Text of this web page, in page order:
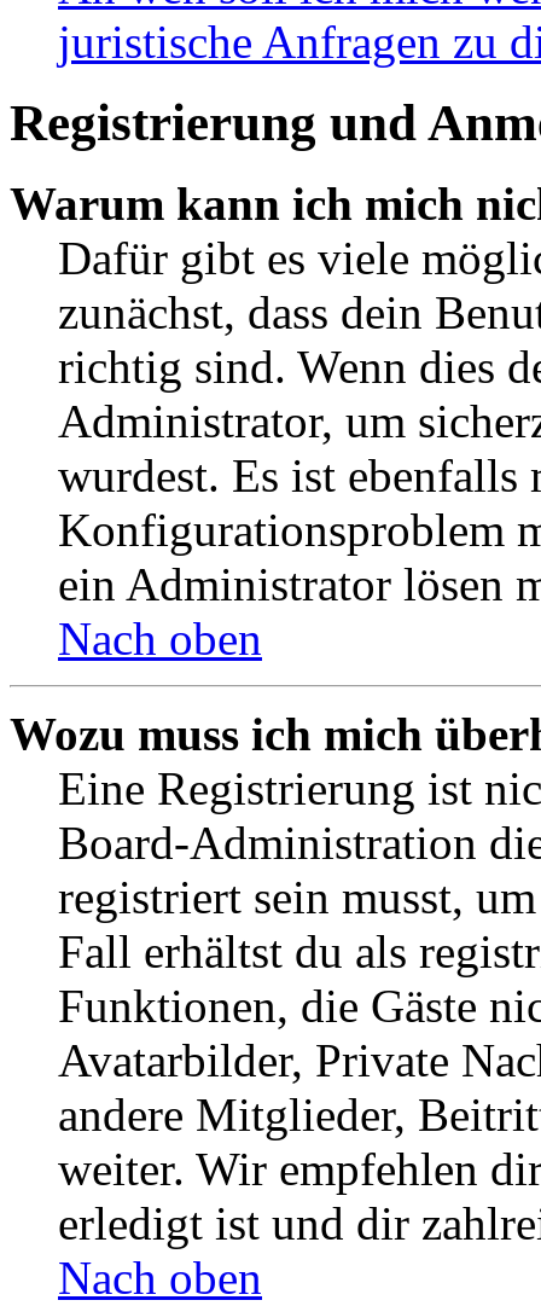
juristische Anfragen zu
Registrierung und
Warum kann ich mich
Dafür gibt es viele
zunächst, dass dein
richtig sind. Wenn dies
Administrator, um
wurdest. Es ist ebenfalls
Konfigurationsproblem
ein Administrator lösen
Nach oben
Wozu muss ich mich
Eine Registrierung ist
Board-Administration
registriert sein musst,
Fall erhältst du als
Funktionen, die Gäste
Avatarbilder, Private
andere Mitglieder,
weiter. Wir empfehlen
erledigt ist und dir
Nach oben